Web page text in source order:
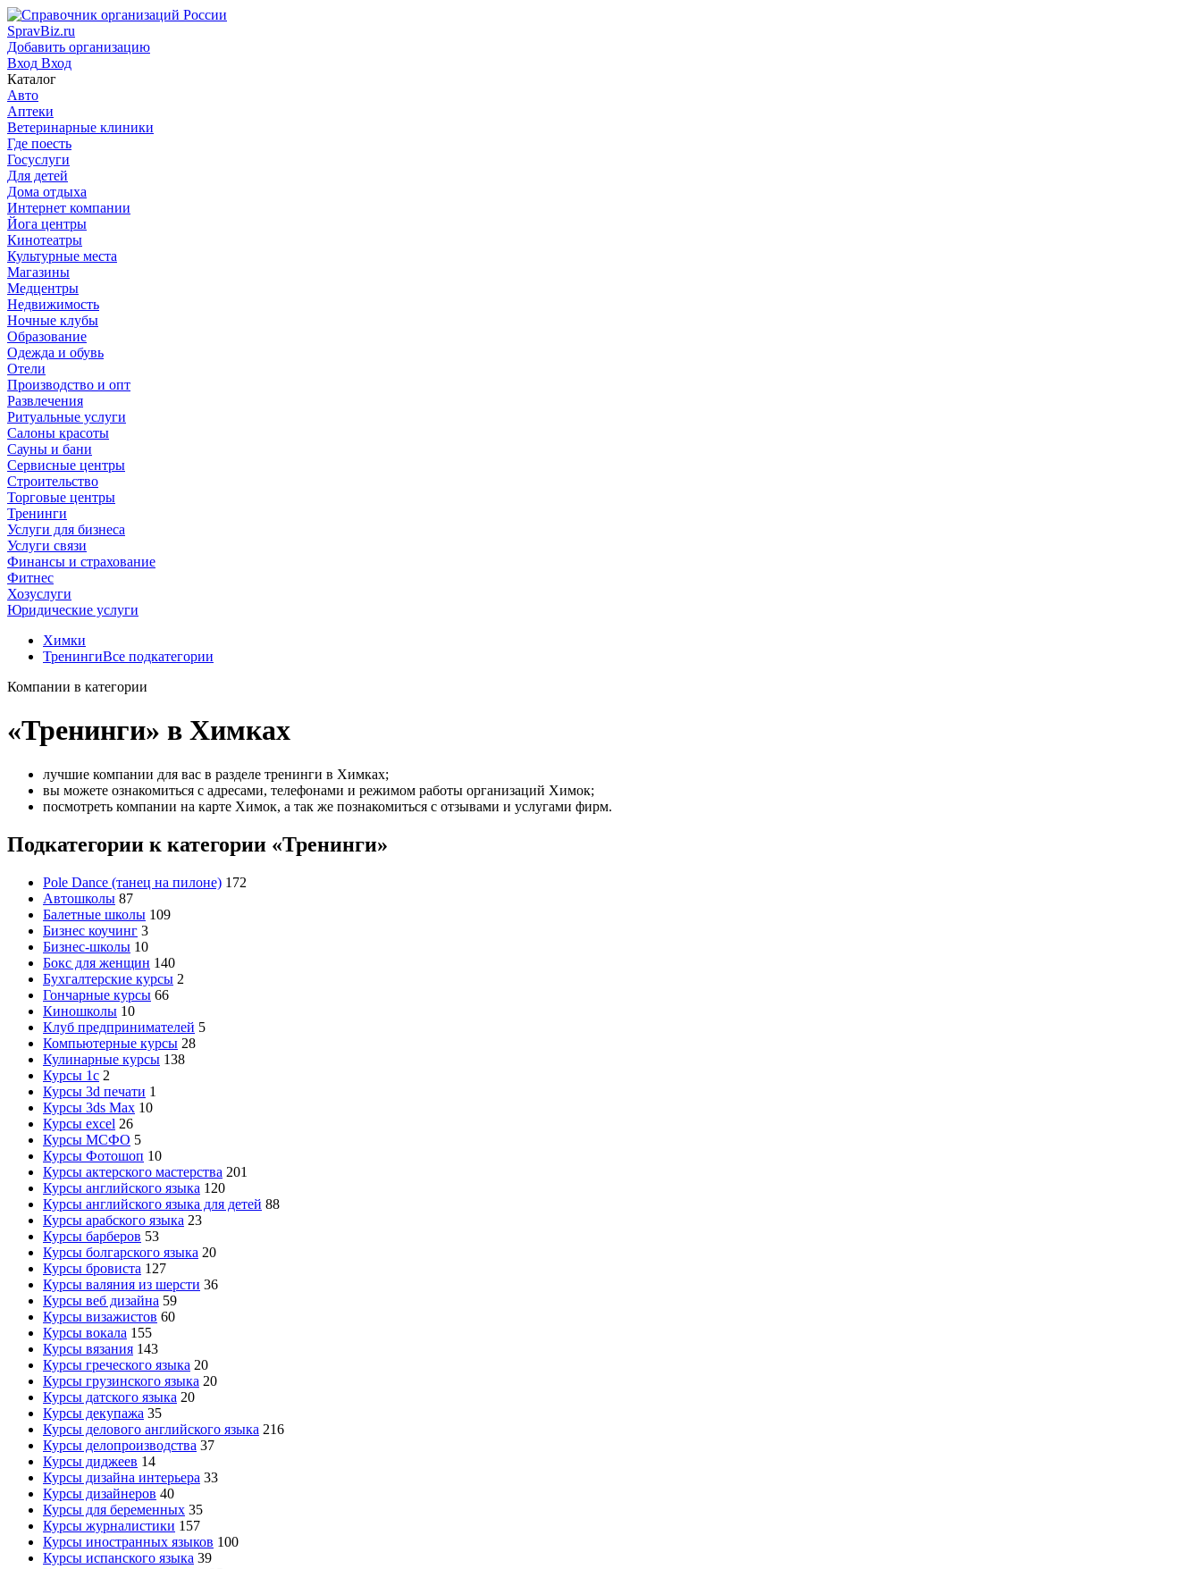
SpravBiz.ru
Добавить организацию
Вход Вход
Каталог
Авто
Аптеки
Ветеринарные клиники
Где поесть
Госуслуги
Для детей
Дома отдыха
Интернет компании
Йога центры
Кинотеатры
Культурные места
Магазины
Медцентры
Недвижимость
Ночные клубы
Образование
Одежда и обувь
Отели
Производство и опт
Развлечения
Ритуальные услуги
Салоны красоты
Сауны и бани
Сервисные центры
Строительство
Торговые центры
Тренинги
Услуги для бизнеса
Услуги связи
Финансы и страхование
Фитнес
Хозуслуги
Юридические услуги
Химки
ТренингиВсе подкатегории
Компании в категории
«Тренинги» в Химках
лучшие компании для вас в разделе тренинги в Химках;
вы можете ознакомиться с адресами, телефонами и режимом работы организаций Химок;
посмотреть компании на карте Химок, а так же познакомиться с отзывами и услугами фирм.
Подкатегории к категории «Тренинги»
Pole Dance (танец на пилоне) 172
Автошколы 87
Балетные школы 109
Бизнес коучинг 3
Бизнес-школы 10
Бокс для женщин 140
Бухгалтерские курсы 2
Гончарные курсы 66
Киношколы 10
Клуб предпринимателей 5
Компьютерные курсы 28
Кулинарные курсы 138
Курсы 1с 2
Курсы 3d печати 1
Курсы 3ds Max 10
Курсы excel 26
Курсы МСФО 5
Курсы Фотошоп 10
Курсы актерского мастерства 201
Курсы английского языка 120
Курсы английского языка для детей 88
Курсы арабского языка 23
Курсы барберов 53
Курсы болгарского языка 20
Курсы бровиста 127
Курсы валяния из шерсти 36
Курсы веб дизайна 59
Курсы визажистов 60
Курсы вокала 155
Курсы вязания 143
Курсы греческого языка 20
Курсы грузинского языка 20
Курсы датского языка 20
Курсы декупажа 35
Курсы делового английского языка 216
Курсы делопроизводства 37
Курсы диджеев 14
Курсы дизайна интерьера 33
Курсы дизайнеров 40
Курсы для беременных 35
Курсы журналистики 157
Курсы иностранных языков 100
Курсы испанского языка 39